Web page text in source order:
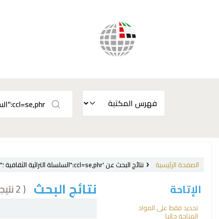
الصفحة الرئيسية نتائج البحث عن 'ccl=se,phr:"السلسلة التراثية الثقافية ؛"'
الإتاحة
تحديد فقط على المواد
المتاحة حاليا
نتائج البحث ( 2 نتيجة)